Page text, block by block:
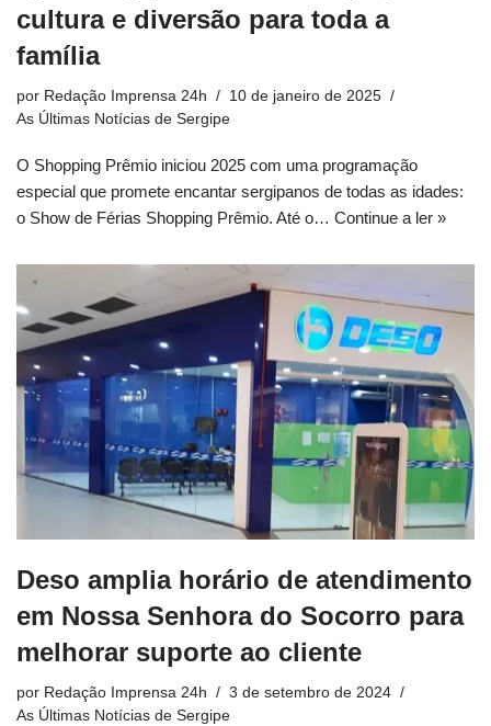
cultura e diversão para toda a
família
por Redação Imprensa 24h
10 de janeiro de 2025
As Últimas Notícias de Sergipe
O Shopping Prêmio iniciou 2025 com uma programação
especial que promete encantar sergipanos de todas as idades:
o Show de Férias Shopping Prêmio. Até o… Continue a ler »
Deso amplia horário de atendimento
em Nossa Senhora do Socorro para
melhorar suporte ao cliente
por Redação Imprensa 24h
3 de setembro de 2024
As Últimas Notícias de Sergipe